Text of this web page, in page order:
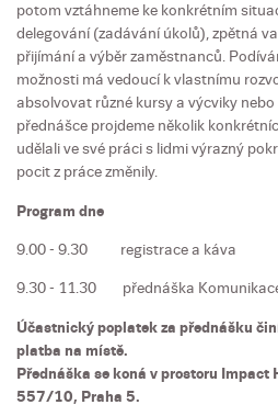
potom vztáhneme ke konkrétním
delegování (zadávání úkolů), zpětná
přijímání a výběr zaměstnanců.
možnosti má vedoucí k vlastnímu
absolvovat různé kursy a výcviky
přednášce projdeme několik
udělali ve své práci s lidmi výrazný
pocit z práce změnily.
Program dne
9.00 - 9.30 registrace a káva
9.30 - 11.30 přednáška
Účastnický poplatek za přednášku
platba na místě.
Přednáška se koná v prostoru Impact
557/10, Praha 5.